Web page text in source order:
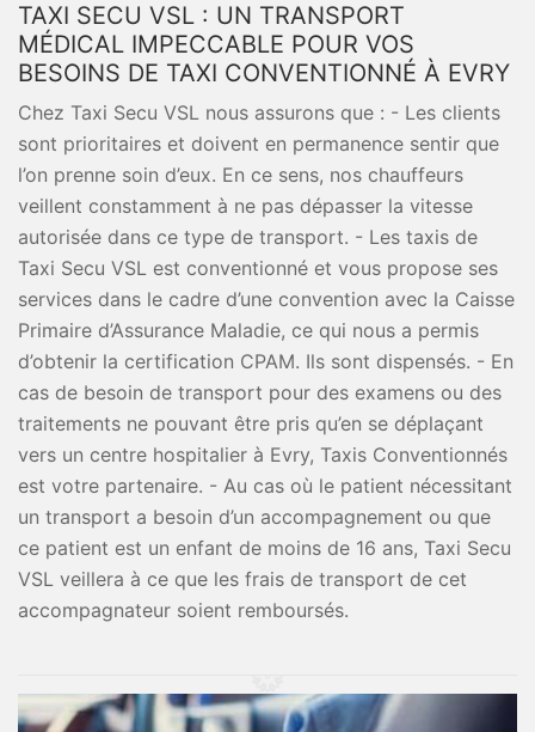
TAXI SECU VSL : UN TRANSPORT
MÉDICAL IMPECCABLE POUR VOS
BESOINS DE TAXI CONVENTIONNÉ À EVRY
Chez Taxi Secu VSL nous assurons que : - Les clients
sont prioritaires et doivent en permanence sentir que
l’on prenne soin d’eux. En ce sens, nos chauffeurs
veillent constamment à ne pas dépasser la vitesse
autorisée dans ce type de transport. - Les taxis de
Taxi Secu VSL est conventionné et vous propose ses
services dans le cadre d’une convention avec la Caisse
Primaire d’Assurance Maladie, ce qui nous a permis
d’obtenir la certification CPAM. Ils sont dispensés. - En
cas de besoin de transport pour des examens ou des
traitements ne pouvant être pris qu’en se déplaçant
vers un centre hospitalier à Evry, Taxis Conventionnés
est votre partenaire. - Au cas où le patient nécessitant
un transport a besoin d’un accompagnement ou que
ce patient est un enfant de moins de 16 ans, Taxi Secu
VSL veillera à ce que les frais de transport de cet
accompagnateur soient remboursés.